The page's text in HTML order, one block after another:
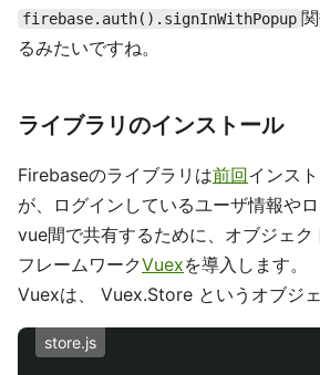
firebase.auth().signInWithPopup
るみたいですね。
ライブラリのインストール
Firebaseのライブラリは前回インス
が、ログインしているユーザ情報や
vue間で共有するために、オブジェク
フレームワークVuexを導入します。
Vuexは、 Vuex.Store というオブジェ
store.js